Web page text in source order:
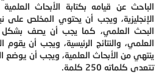
الباحث عن قيامه بكتابة الأبحاث
الإنجليزية، ويجب أن يحتوي المخلص
البحث العلمي، كما يجب أن يصف بشكل
العلمي، والنتائج الرئيسية، ويجب أن
ينتهي من الأبحاث العلمية، ويجب أن يوضع
تتعدى كلماته 250 كلمة.